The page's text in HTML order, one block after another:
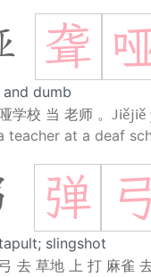
聋
dumb
学校 当 老师 。 Jiějiě
teacher at a deaf
弹 弓
slingshot
去 草地 上 打 麻雀 去